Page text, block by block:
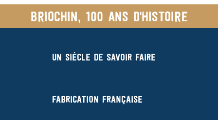
Briochin, 100 ans d'histoire
Un siècle de savoir faire
Fabrication française